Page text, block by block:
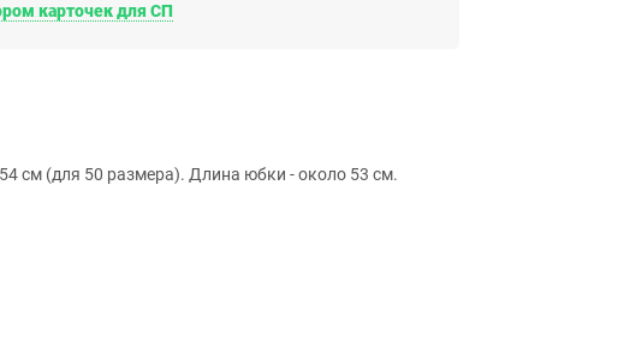
карточек для СП
см (для 50 размера). Длина юбки - около 53 см.